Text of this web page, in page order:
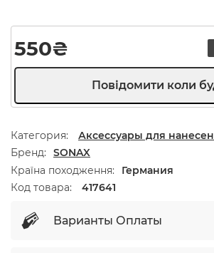
550₴
Категория: Аксессуары для
Бренд
SONAX
Країна походження
Германия
Код товара:
417641
Варианты Оплаты